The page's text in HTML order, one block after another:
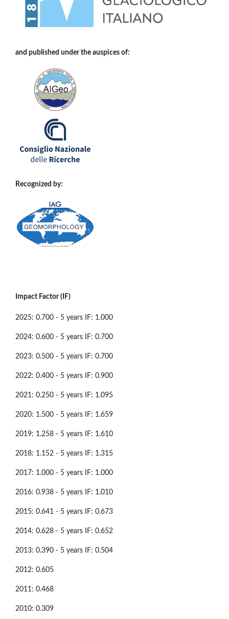
and published under the auspices of:
Recognized by:
Impact Factor (IF)
2025: 0.700 - 5 years IF: 1.000
2024: 0.600 - 5 years IF: 0.700
2023: 0.500 - 5 years IF: 0.700
2022: 0.400 - 5 years IF: 0.900
2021: 0.250 - 5 years IF: 1.095
2020: 1.500 - 5 years IF: 1.659
2019: 1.258 - 5 years IF: 1.610
2018: 1.152 - 5 years IF: 1.315
2017: 1.000 - 5 years IF: 1.000
2016: 0.938 - 5 years IF: 1.010
2015: 0.641 - 5 years IF: 0.673
2014: 0.628 - 5 years IF: 0.652
2013: 0.390 - 5 years IF: 0.504
2012: 0.605
2011: 0.468
2010: 0.309